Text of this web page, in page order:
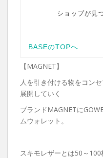
【MAGNET】
人を引き付ける物をコン
展開していく
ブランドMAGNETに
ムウォレット。
スキモレザーとは50～